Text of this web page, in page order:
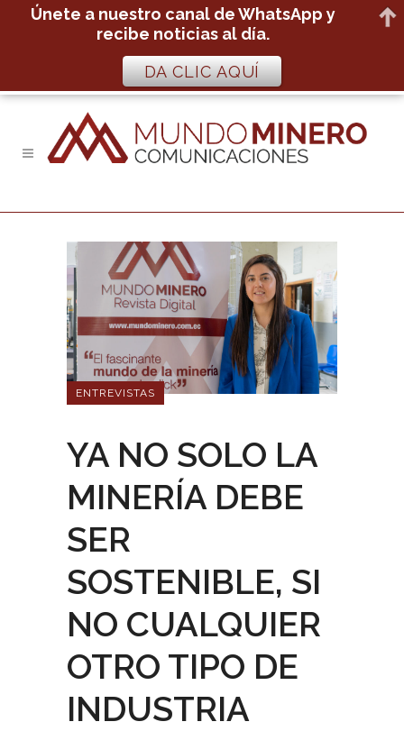
ENTREVISTAS
YA NO SOLO LA
MINERÍA DEBE
SER
SOSTENIBLE, SI
NO CUALQUIER
OTRO TIPO DE
INDUSTRIA
Únete a nuestro canal de WhatsApp y
recibe noticias al día.
DA CLIC AQUÍ